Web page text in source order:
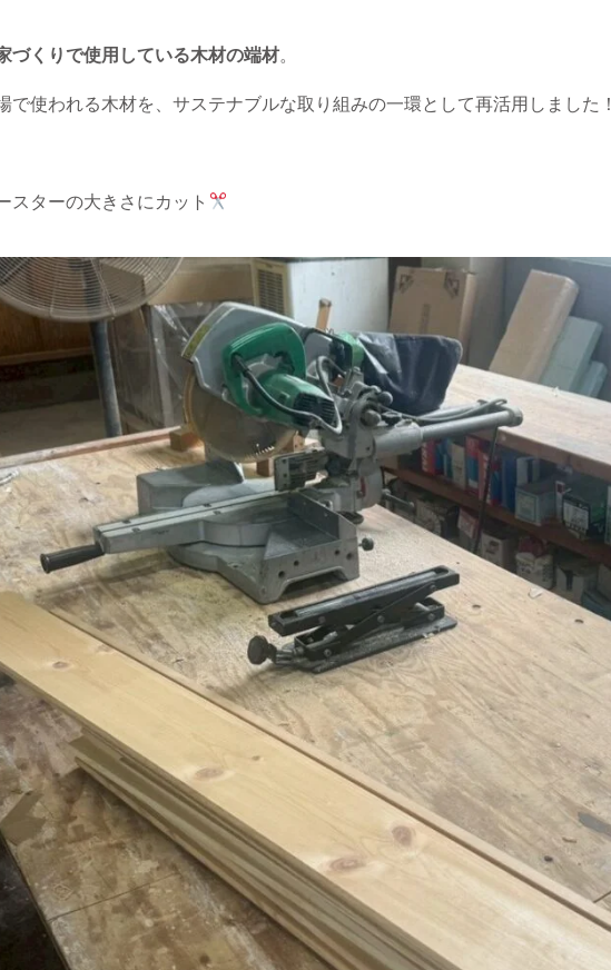
づくりで使用している木材の端材。
で使われる木材を、サステナブルな取り組みの一環として再活用しました！
スターの大きさにカット